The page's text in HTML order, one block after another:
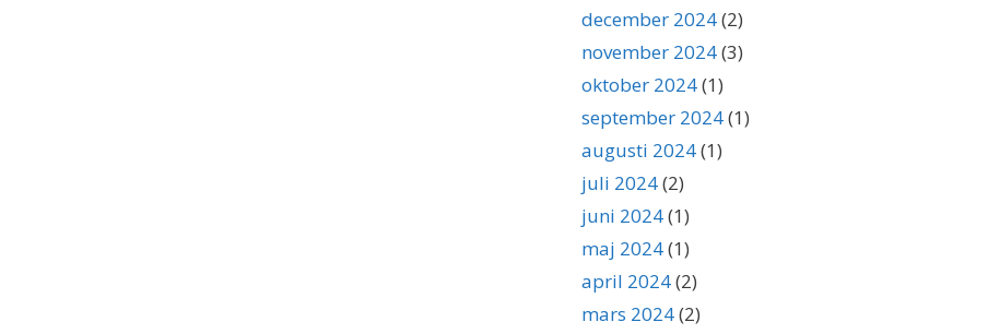
december 2024(2)
november 2024(3)
oktober 2024(1)
september 2024(1)
augusti 2024(1)
juli 2024(2)
juni 2024(1)
maj 2024(1)
april 2024(2)
mars 2024(2)